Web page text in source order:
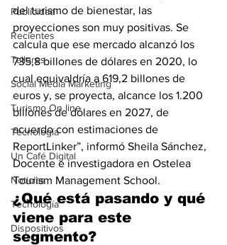
Publicidad
Recientes
Talleres
Social Media Marketing
Turismo On line
Tecnología
Un Café Digital
Noticias
Tecnología
Dispositivos
del turismo de bienestar, las
proyecciones son muy positivas. Se
calcula que ese mercado alcanzó los
735,8 billones de dólares en 2020, lo
cual equivaldría a 619,2 billones de
euros y, se proyecta, alcance los 1.200
billones de dólares en 2027, de
acuerdo con estimaciones de
ReportLinker”, informó Sheila Sánchez,
Docente e investigadora en Ostelea
Tourism Management School.
¿Qué está pasando y qué
viene para este
segmento?